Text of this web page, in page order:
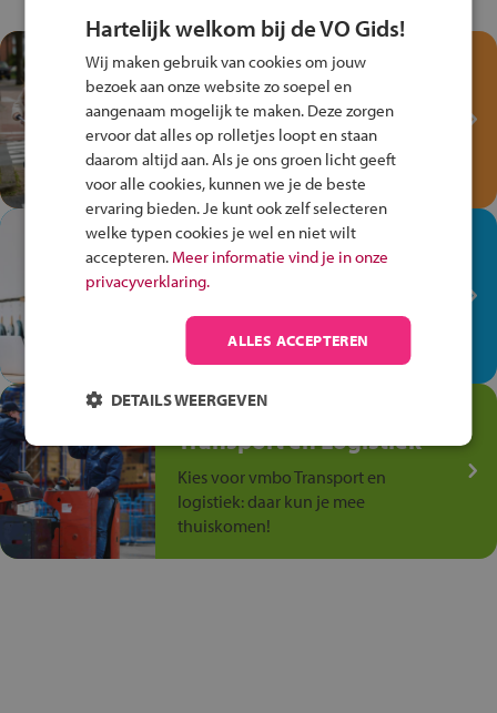
Test je kennis met het
Fiets Veilig
Verkeersspel!
Speel het Fiets Veilig Verkeersspel
en win een Cortina-fiets!
In de winkel ben je op je
plek!
op de winkelvloer, waar elke dag
anders is!
Jouw talent in de
Transport en Logistiek
Kies voor vmbo Transport en
logistiek: daar kun je mee
thuiskomen!
Hartelijk welkom bij de VO Gids!
Wij maken gebruik van cookies om jouw
bezoek aan onze website zo soepel en
aangenaam mogelijk te maken. Deze zorgen
ervoor dat alles op rolletjes loopt en staan
daarom altijd aan. Als je ons groen licht geeft
voor alle cookies, kunnen we je de beste
ervaring bieden. Je kunt ook zelf selecteren
welke typen cookies je wel en niet wilt
accepteren. Meer informatie vind je in onze
privacyverklaring.
ALLES ACCEPTEREN
DETAILS WEERGEVEN